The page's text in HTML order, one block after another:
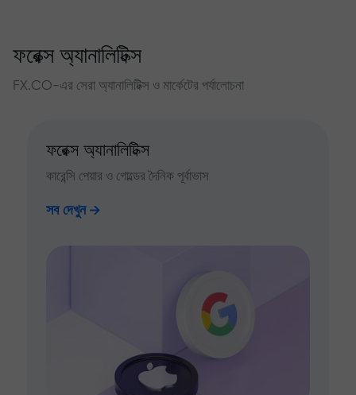
ফরেক্স অ্যানালিটিক্স
FX.CO-এর সেরা অ্যানালিটিক্স ও মার্কেটের পর্যালোচনা
ফরেক্স অ্যানালিটিক্স
কারেন্সি পেয়ার ও গোল্ডের দৈনিক পূর্বাভাস
সব দেখুন